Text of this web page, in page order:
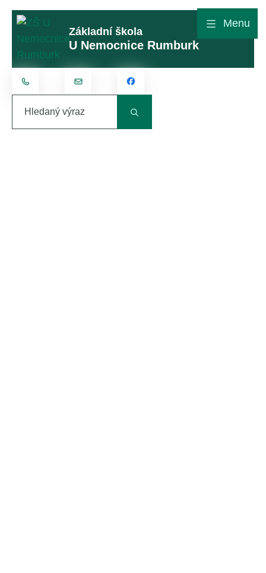
Rovnou na obsah
Rovnou na menu
Základní škola
U Nemocnice Rumburk
+420 412 315 801kontakt@zsunemocnice.cz
Hledaný výraz
Menu